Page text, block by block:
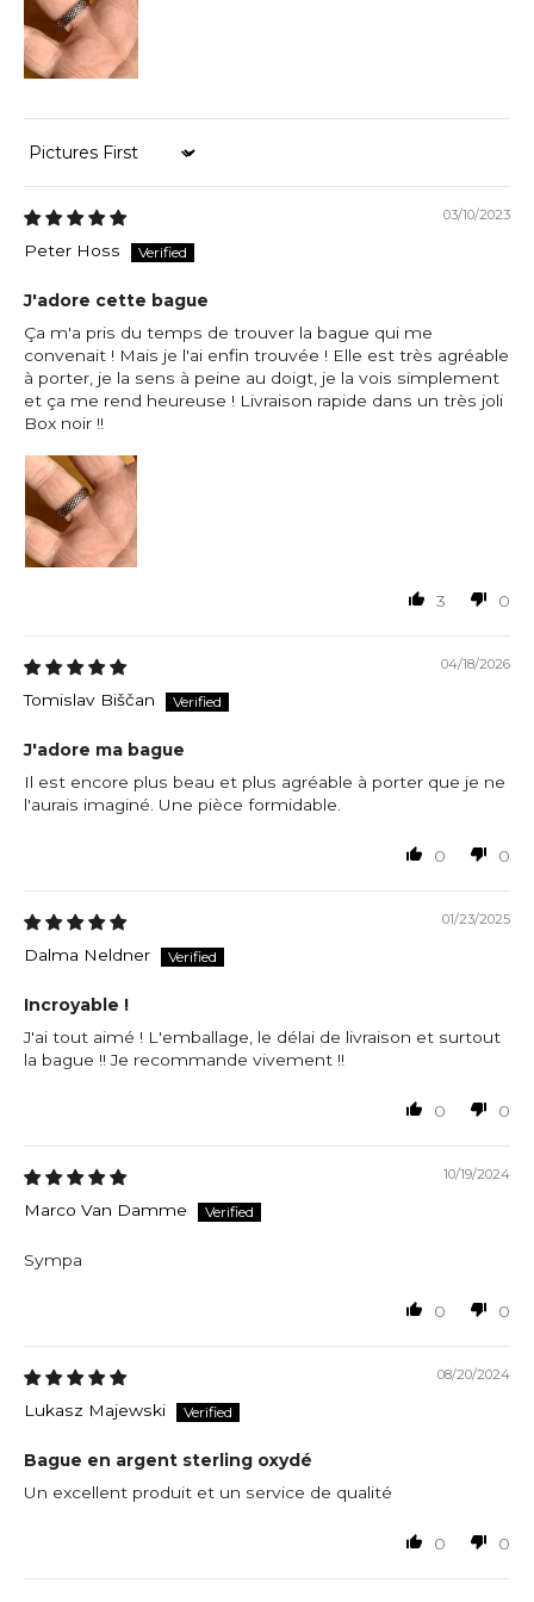
Sort by
03/10/2023
Peter Hoss
J'adore cette bague
Ça m'a pris du temps de trouver la bague qui me
convenait ! Mais je l'ai enfin trouvée ! Elle est très agréable
à porter, je la sens à peine au doigt, je la vois simplement
et ça me rend heureuse ! Livraison rapide dans un très joli
Box noir !!
3 0
04/18/2026
Tomislav Biščan
J'adore ma bague
Il est encore plus beau et plus agréable à porter que je ne
l'aurais imaginé. Une pièce formidable.
0 0
01/23/2025
Dalma Neldner
Incroyable !
J'ai tout aimé ! L'emballage, le délai de livraison et surtout
la bague !! Je recommande vivement !!
0 0
10/19/2024
Marco Van Damme
Sympa
0 0
08/20/2024
Lukasz Majewski
Bague en argent sterling oxydé
Un excellent produit et un service de qualité
0 0